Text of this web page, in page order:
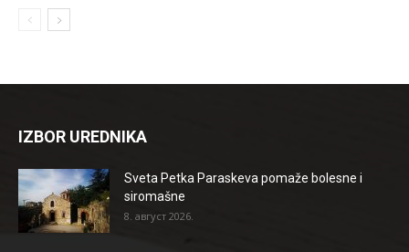
IZBOR UREDNIKA
Sveta Petka Paraskeva pomaže bolesne i
siromašne
8. август 2026.